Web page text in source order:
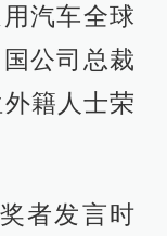
汽车全球
公司总裁
籍人士荣
者发言时